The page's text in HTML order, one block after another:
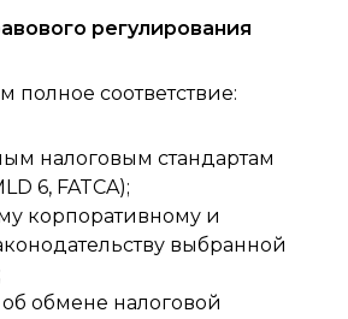
регулирования
полное соответствие:
налоговым стандартам
6, FATCA);
корпоративному и
выбранной
обмене налоговой